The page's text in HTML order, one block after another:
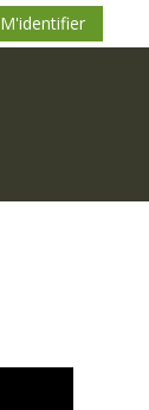
M'identifier